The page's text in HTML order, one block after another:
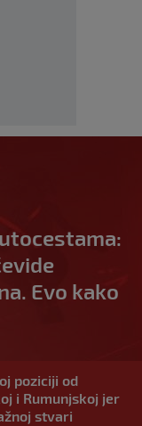
Evo kako
poziciji od
i Rumunjskoj jer
stvari